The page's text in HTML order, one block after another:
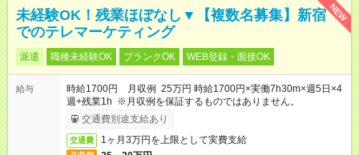
NEW
未経験OK！残業ほぼなし▼【複数名募集】新宿
でのテレマーケティング
派遣 職種未経験OK ブランクOK WEB登録・面接OK
給与
時給1700円 月収例 25万円 時給1700円×実働7h30m×週5日×4
週+残業1h ※月収例を保証するものではありません。
交通費別途支給あり
交通費 1ヶ月3万円を上限として実費支給